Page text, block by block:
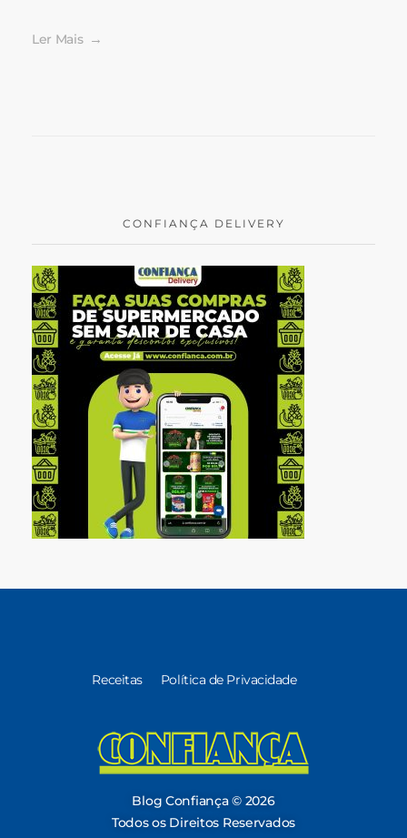
Ler Mais
CONFIANÇA DELIVERY
Receitas Política de Privacidade
Blog Confiança © 2026
Todos os Direitos Reservados